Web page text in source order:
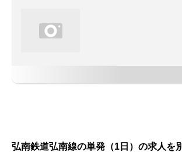
弘南鉄道弘南線の単発（1日）の求人を